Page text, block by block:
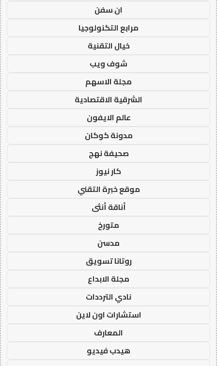
ان سفن
مرابع التكنولوجيا
خيال التقنية
شوف ويب
مجلة الاسهم
الشرقية الاقتصادية
عالم الايفون
مدونة كوكان
صحيفة نهج
كار نيوز
موقع خبرة التقني
أناقة أنثى
متورخ
مدسن
روتانا تسويق
مجلة الابداع
نادي الترددات
استشارات اون لاين
المعارف
هيدب فيديو